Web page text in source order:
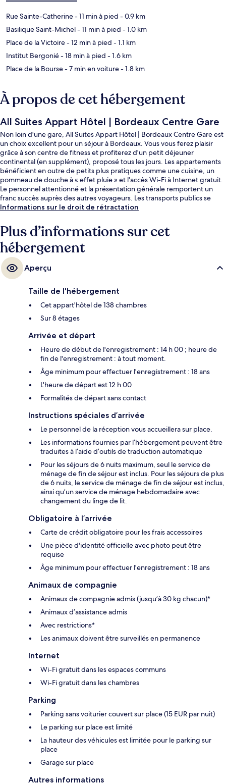
Rue Sainte-Catherine- 11 min à pied - 0.9 km
Basilique Saint-Michel- 11 min à pied - 1.0 km
Place de la Victoire- 12 min à pied - 1.1 km
Institut Bergonié- 18 min à pied - 1.6 km
Place de la Bourse- 7 min en voiture- 1.8 km
À propos de cet hébergement
All Suites Appart Hôtel | Bordeaux Centre Gare
Non loin d'une gare, All Suites Appart Hôtel | Bordeaux Centre Gare est
un choix excellent pour un séjour à Bordeaux. Vous vous ferez plaisir
grâce à son centre de fitness et profiterez d'un petit déjeuner
continental (en supplément), proposé tous les jours. Les appartements
bénéficient en outre de petits plus pratiques comme une cuisine, un
pommeau de douche à « effet pluie » et l'accès Wi-Fi à Internet gratuit.
Le personnel attentionné et la présentation générale remportent un
franc succès auprès des autres voyageurs. Les transports publics se
situent à une courte distance à pied : Station de tramway Tauzia est à 7
Informations sur le droit de rétractation
Plus d’informations sur cet
hébergement
Aperçu
Taille de l'hébergement
Cet appart'hôtel de 138 chambres
Sur 8 étages
Arrivée et départ
Heure de début de l'enregistrement : 14 h 00 ; heure de
fin de l'enregistrement : à tout moment.
Âge minimum pour effectuer l'enregistrement : 18 ans
L'heure de départ est 12 h 00
Formalités de départ sans contact
Instructions spéciales d’arrivée
Le personnel de la réception vous accueillera sur place.
Les informations fournies par l’hébergement peuvent être
traduites à l’aide d’outils de traduction automatique
Pour les séjours de 6 nuits maximum, seul le service de
ménage de fin de séjour est inclus. Pour les séjours de plus
de 6 nuits, le service de ménage de fin de séjour est inclus,
ainsi qu’un service de ménage hebdomadaire avec
changement du linge de lit.
Obligatoire à l’arrivée
Carte de crédit obligatoire pour les frais accessoires
Une pièce d'identité officielle avec photo peut être
requise
Âge minimum pour effectuer l'enregistrement : 18 ans
Animaux de compagnie
Animaux de compagnie admis (jusqu’à 30 kg chacun)*
Animaux d’assistance admis
Avec restrictions*
Les animaux doivent être surveillés en permanence
Internet
Wi-Fi gratuit dans les espaces communs
Wi-Fi gratuit dans les chambres
Parking
Parking sans voiturier couvert sur place (15 EUR par nuit)
Le parking sur place est limité
La hauteur des véhicules est limitée pour le parking sur
place
Garage sur place
Autres informations